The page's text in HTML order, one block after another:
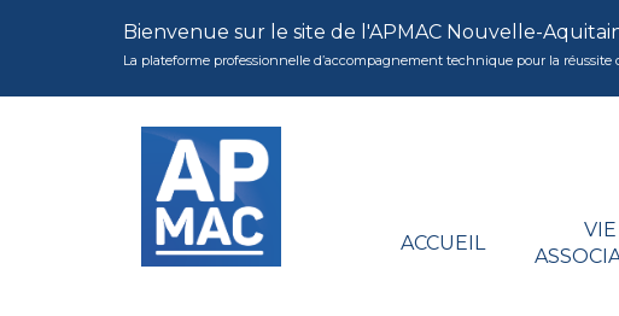
Bienvenue sur le site de l'APMAC Nouvelle-
La plateforme professionnelle d’accompagnement technique pour la
ACCUEIL
VIE